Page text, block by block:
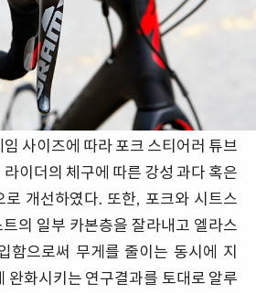
사이즈에 따라 포크 스티어러 튜브
이더의 체구에 따른 강성 과다 혹은
개선하였다. 또한, 포크와 시트스
의 일부 카본층을 잘라내고 엘라스
함으로써 무게를 줄이는 동시에 지
완화시키는 연구결과를 토대로 알루